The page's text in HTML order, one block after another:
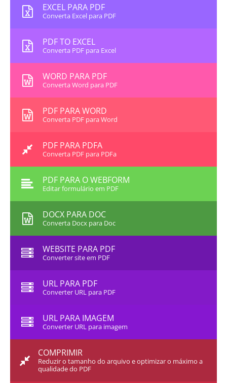
EXCEL PARA PDF
Converta Excel para PDF
PDF TO EXCEL
Converta PDF para Excel
WORD PARA PDF
Converta Word para PDF
PDF PARA WORD
Converta PDF para Word
PDF PARA PDFA
Converta PDF para PDFa
PDF PARA O WEBFORM
Editar formulário em PDF
DOCX PARA DOC
Converta Docx para Doc
WEBSITE PARA PDF
Converter site em PDF
URL PARA PDF
Converter URL para PDF
URL PARA IMAGEM
Converter URL para imagem
COMPRIMIR
Reduzir o tamanho do arquivo e optimizar o máximo a
qualidade do PDF